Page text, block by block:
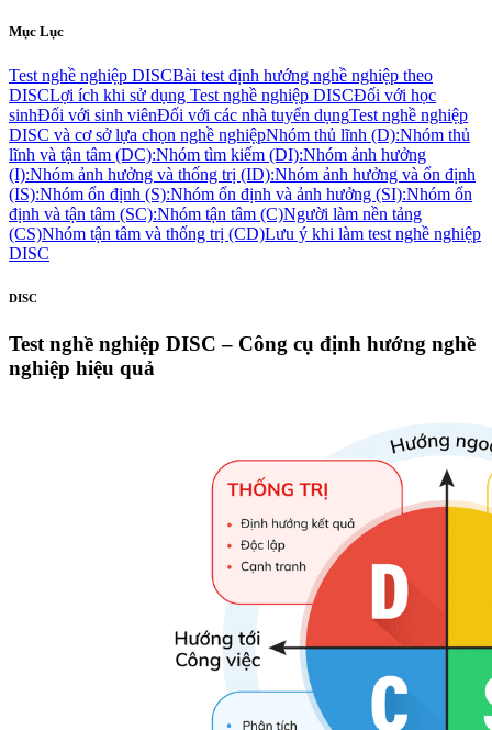
Mục Lục
Test nghề nghiệp DISCBài test định hướng nghề nghiệp theo
DISCLợi ích khi sử dụng Test nghề nghiệp DISCĐối với học
sinhĐối với sinh viênĐối với các nhà tuyển dụngTest nghề nghiệp
DISC và cơ sở lựa chọn nghề nghiệpNhóm thủ lĩnh (D):Nhóm thủ
lĩnh và tận tâm (DC):Nhóm tìm kiếm (DI):Nhóm ảnh hưởng
(I):Nhóm ảnh hưởng và thống trị (ID):Nhóm ảnh hưởng và ổn định
(IS):Nhóm ổn định (S):Nhóm ổn định và ảnh hưởng (SI):Nhóm ổn
định và tận tâm (SC):Nhóm tận tâm (C)Người làm nền tảng
(CS)Nhóm tận tâm và thống trị (CD)Lưu ý khi làm test nghề nghiệp
DISC
DISC
Test nghề nghiệp DISC – Công cụ định hướng nghề
nghiệp hiệu quả